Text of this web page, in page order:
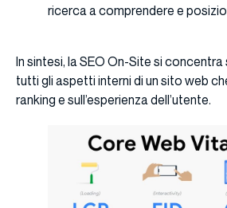
ricerca a comprendere e
In sintesi, la SEO On-Site si
tutti gli aspetti interni di un sito web
ranking e sull’esperienza dell’utente.